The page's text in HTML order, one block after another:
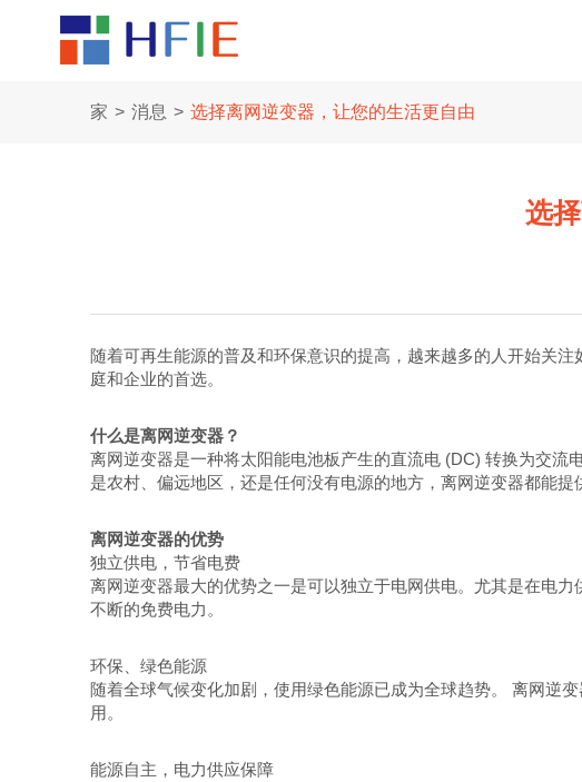
家 消息 选择离网逆变器，让您的生活更自由
选
随着可再生能源的普及和环保意识的提高，越来越多的人开始关
庭和企业的首选。
什么是离网逆变器？
离网逆变器是一种将太阳能电池板产生的直流电 (DC) 转换为交
是农村、偏远地区，还是任何没有电源的地方，离网逆变器都能提
离网逆变器的优势
独立供电，节省电费
离网逆变器最大的优势之一是可以独立于电网供电。尤其是在电
不断的免费电力。
环保、绿色能源
随着全球气候变化加剧，使用绿色能源已成为全球趋势。 离网逆
用。
能源自主，电力供应保障